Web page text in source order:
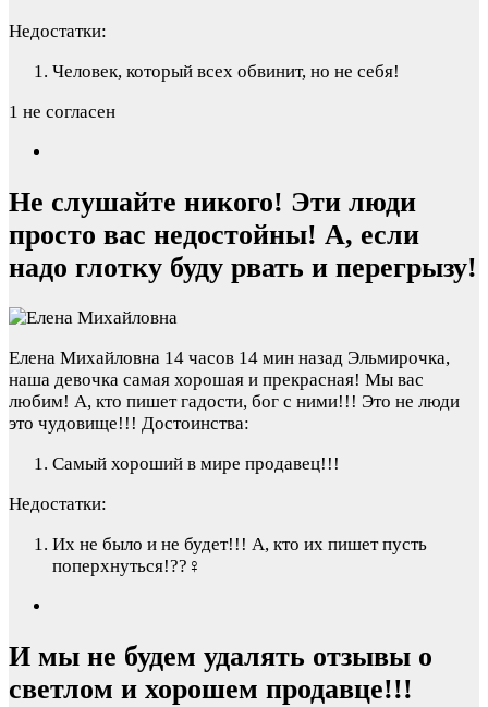
Недостатки:
Человек, который всех обвинит, но не себя!
1 не согласен
Не слушайте никого! Эти люди
просто вас недостойны! А, если
надо глотку буду рвать и перегрызу!
Елена Михайловна 14 часов 14 мин назад Эльмирочка,
наша девочка самая хорошая и прекрасная! Мы вас
любим! А, кто пишет гадости, бог с ними!!! Это не люди
это чудовище!!! Достоинства:
Самый хороший в мире продавец!!!
Недостатки:
Их не было и не будет!!! А, кто их пишет пусть
поперхнуться!??‍♀️
И мы не будем удалять отзывы о
светлом и хорошем продавце!!!